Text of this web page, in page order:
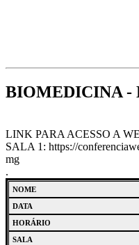
BIOMEDICINA -
LINK PARA ACESSO A
SALA 1: https://
mg
.
NOME
DATA
HORÁRIO
SALA